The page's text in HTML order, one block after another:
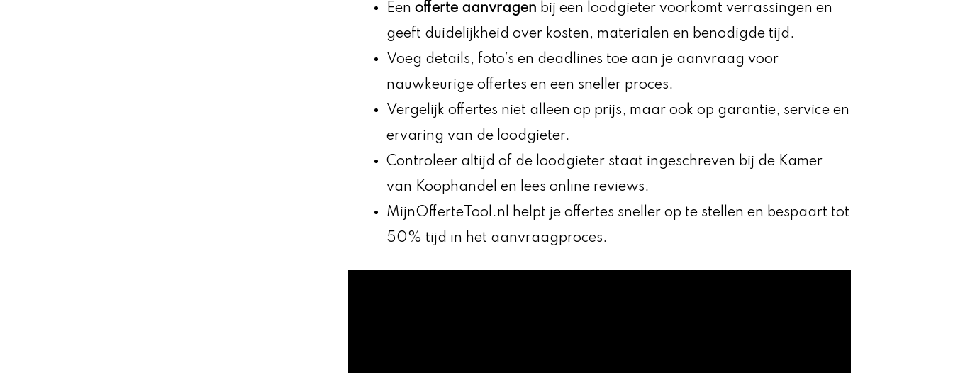
Een offerte aanvragen bij een loodgieter voorkomt verrassingen en
geeft duidelijkheid over kosten, materialen en benodigde tijd.
Voeg details, foto’s en deadlines toe aan je aanvraag voor
nauwkeurige offertes en een sneller proces.
Vergelijk offertes niet alleen op prijs, maar ook op garantie, service en
ervaring van de loodgieter.
Controleer altijd of de loodgieter staat ingeschreven bij de Kamer
van Koophandel en lees online reviews.
MijnOfferteTool.nl helpt je offertes sneller op te stellen en bespaart tot
50% tijd in het aanvraagproces.